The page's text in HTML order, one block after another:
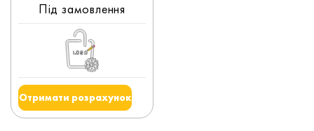
Під замовлення
Отримати розрахунок